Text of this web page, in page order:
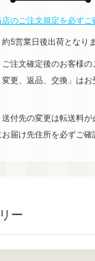
のご注文規定を必ずご
5営業日後出荷となりま
注文確定後のお客様
変更、返品、交換」は
付先の変更は転送料
届け先住所を必ずご確
ー